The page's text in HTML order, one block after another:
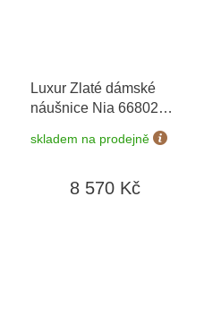
Luxur Zlaté dámské
náušnice Nia 6680283
+ možnost výměny do
90 dní
skladem na prodejně
8 570 Kč